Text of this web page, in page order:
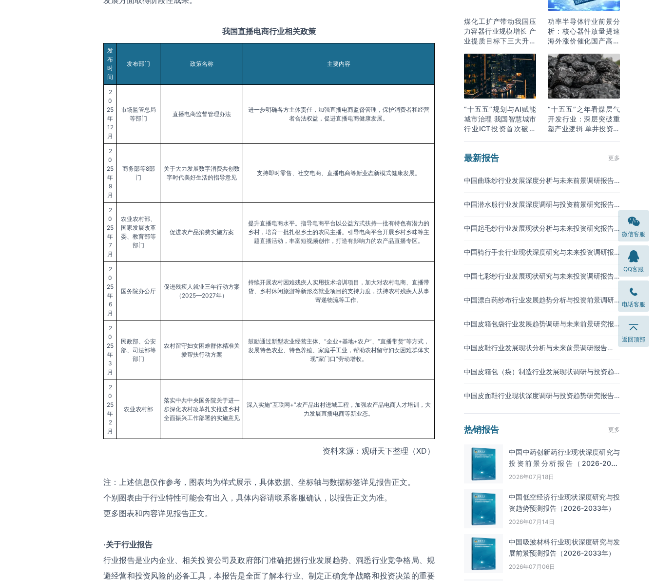
我国直播电商行业相关政策
发
布
时
间
发布部门 政策名称 主要内容
2
0
25
年
12
月
市场监管总局
等部门
直播电商监督管理办法
进一步明确各方主体责任，加强直播电商监督管理，保护消费者和经营
者合法权益，促进直播电商健康发展。
2
0
25
年
9
月
商务部等8部
门
关于大力发展数字消费共创数
字时代美好生活的指导意见
支持即时零售、社交电商、直播电商等新业态新模式健康发展。
2
0
25
年
7
月
农业农村部、
国家发展改革
委、教育部等
部门
促进农产品消费实施方案
提升直播电商水平。指导电商平台以公益方式扶持一批有特色有潜力的
乡村，培育一批扎根乡土的农民主播。引导电商平台开展乡村乡味等主
题直播活动，丰富短视频创作，打造有影响力的农产品直播专区。
2
0
25
年
6
月
国务院办公厅
促进残疾人就业三年行动方案
（2025—2027年）
持续开展农村困难残疾人实用技术培训项目，加大对农村电商、直播带
货、乡村休闲旅游等新形态就业项目的支持力度，扶持农村残疾人从事
寄递物流等工作。
2
0
25
年
3
月
民政部、公安
部、司法部等
部门
农村留守妇女困难群体精准关
爱帮扶行动方案
鼓励通过新型农业经营主体、“企业+基地+农户”、“直播带货”等方式，
发展特色农业、特色养殖、家庭手工业，帮助农村留守妇女困难群体实
现“家门口”劳动增收。
2
0
25
年
2
月
农业农村部
落实中共中央国务院关于进一
步深化农村改革扎实推进乡村
全面振兴工作部署的实施意见
深入实施“互联网+”农产品出村进城工程，加强农产品电商人才培训，大
力发展直播电商等新业态。
资料来源：观研天下整理（XD）
注：上述信息仅作参考，图表均为样式展示，具体数据、坐标轴与数据标签详见报告正文。
个别图表由于行业特性可能会有出入，具体内容请联系客服确认，以报告正文为准。
更多图表和内容详见报告正文。
·关于行业报告
行业报告是业内企业、相关投资公司及政府部门准确把握行业发展趋势、洞悉行业竞争格局、规
避经营和投资风险的必备工具，本报告是全面了解本行业、制定正确竞争战略和投资决策的重要
煤化工扩产带动我国压
力容器行业规模增长 产
业提质目标下三大升级
功率半导体行业前景分
析：核心器件放量提速
海外涨价催化国产高端
“十五五”规划与AI赋能
城市治理 我国智慧城市
行业ICT投资首次破万
“十五五”之年看煤层气
开发行业：深层突破重
塑产业逻辑 单井投资成
最新报告 更多
中国曲珠纱行业发展深度分析与未来前景调研报告
中国潜水服行业发展深度调研与投资前景研究报告
中国起毛纱行业发展现状分析与未来投资研究报告
中国骑行手套行业现状深度研究与未来投资调研报
中国七彩纱行业发展现状研究与未来投资调研报告
中国漂白药纱布行业发展趋势分析与投资前景调研
中国皮箱包袋行业发展趋势调研与未来前景研究报
中国皮鞋行业发展现状分析与未来前景调研报告
中国皮箱包（袋）制造行业发展现状调研与投资趋
中国皮面鞋行业现状深度调研与投资趋势研究报告
热销报告 更多
中国中药创新药行业现状深度研究与
投资前景分析报告（2026-2033
年）
2026年07月18日
中国低空经济行业现状深度研究与投
资趋势预测报告（2026-2033年）
2026年07月14日
中国吸波材料‌‌‌行业现状深度研究与发
展前景预测报告（2026-2033年）
2026年07月06日
微信客服
QQ客服
电话客服
返回顶部